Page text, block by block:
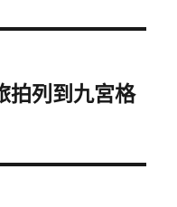
拍列到九宮格